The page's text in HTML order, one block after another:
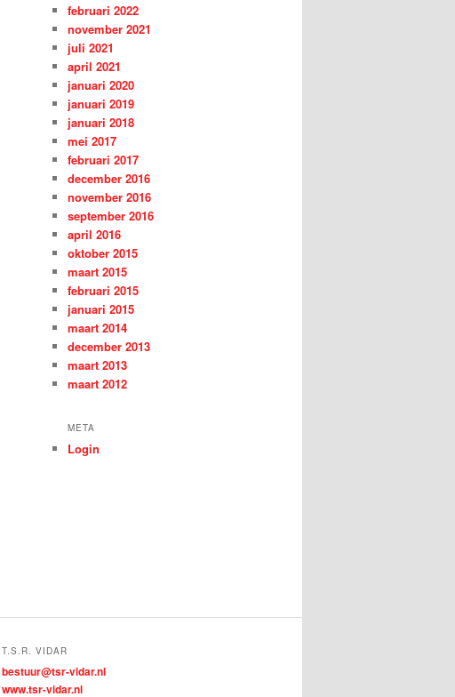
februari 2022
november 2021
juli 2021
april 2021
januari 2020
januari 2019
januari 2018
mei 2017
februari 2017
december 2016
november 2016
september 2016
april 2016
oktober 2015
maart 2015
februari 2015
januari 2015
maart 2014
december 2013
maart 2013
maart 2012
META
Login
T.S.R. VIDAR
bestuur@tsr-vidar.nl
www.tsr-vidar.nl